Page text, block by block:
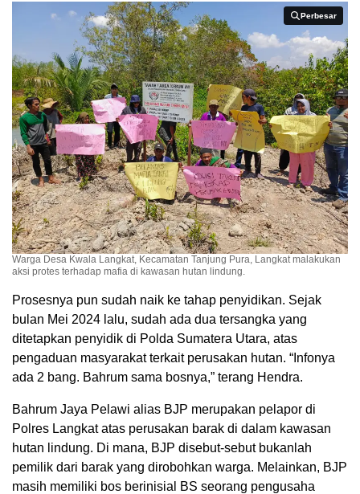
Perbesar
Perbesar
Warga Desa Kwala Langkat, Kecamatan Tanjung Pura, Langkat malakukan
aksi protes terhadap mafia di kawasan hutan lindung.
Prosesnya pun sudah naik ke tahap penyidikan. Sejak
bulan Mei 2024 lalu, sudah ada dua tersangka yang
ditetapkan penyidik di Polda Sumatera Utara, atas
pengaduan masyarakat terkait perusakan hutan. “Infonya
ada 2 bang. Bahrum sama bosnya,” terang Hendra.
Bahrum Jaya Pelawi alias BJP merupakan pelapor di
Polres Langkat atas perusakan barak di dalam kawasan
hutan lindung. Di mana, BJP disebut-sebut bukanlah
pemilik dari barak yang dirobohkan warga. Melainkan, BJP
masih memiliki bos berinisial BS seorang pengusaha